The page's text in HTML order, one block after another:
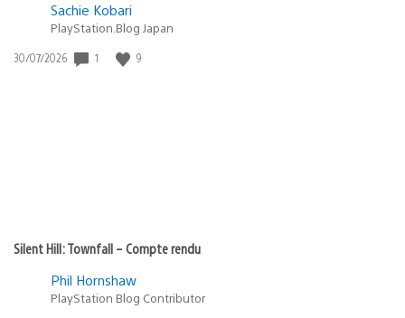
Sachie Kobari
PlayStation.Blog Japan
Date
30/07/2026 1 9
Silent Hill: Townfall – Compte rendu
Phil Hornshaw
PlayStation Blog Contributor